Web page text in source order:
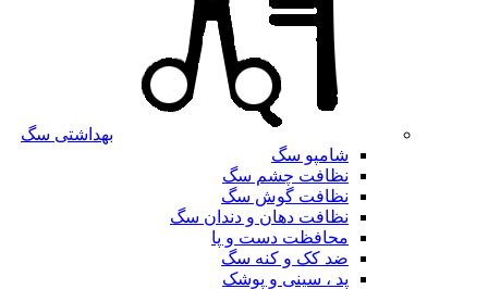
بهداشتی سگ
شامپو سگ
نظافت چشم سگ
نظافت گوش سگ
نظافت دهان و دندان سگ
محافظت دست و پا
ضد کک و کنه سگ
پد ، سینی و پوشک